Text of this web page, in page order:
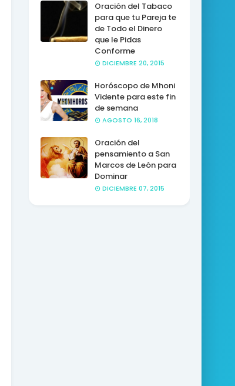
Oración del Tabaco
para que tu Pareja te
de Todo el Dinero
que le Pidas
Conforme
DICIEMBRE 20, 2015
Horóscopo de Mhoni
Vidente para este fin
de semana
AGOSTO 16, 2018
Oración del
pensamiento a San
Marcos de León para
Dominar
DICIEMBRE 07, 2015